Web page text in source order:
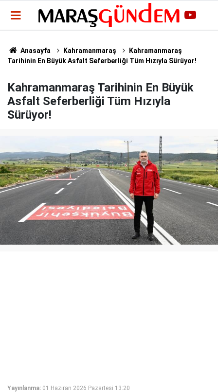
Anasayfa Kahramanmaraş
Kahramanmaraş
Tarihinin En Büyük Asfalt Seferberliği Tüm Hızıyla Sürüyor!
Kahramanmaraş Tarihinin En Büyük
Asfalt Seferberliği Tüm Hızıyla
Sürüyor!
Yayınlanma: 01 Haziran 2026 Pazartesi 13:20